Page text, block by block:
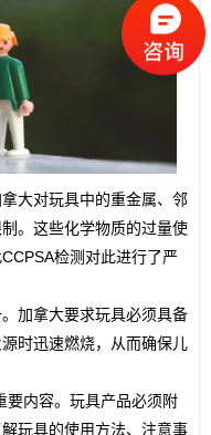
大对玩具中的重金属、邻
。这些化学物质的过量使
检测对此进行了严
加拿大要求玩具必须具备
时迅速燃烧，从而确保儿
内容。玩具产品必须附
玩具的使用方法、注意事